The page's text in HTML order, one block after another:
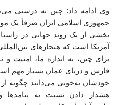
وی ادامه داد: چین به درستی
جمهوری اسلامی ایران صرفاً یک
بخشی از یک روند جهانی در
آمریکا است که هنجارهای
برای چین، به اندازه ما، امنیت
فارس و دریای عمان بسیار مهم
خودشان به‌خوبی می‌دانند چگونه
هشدار دادن نسبت به پیامدها